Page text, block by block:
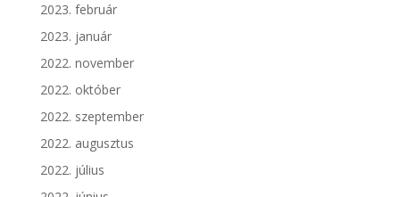
2023. február
2023. január
2022. november
2022. október
2022. szeptember
2022. augusztus
2022. július